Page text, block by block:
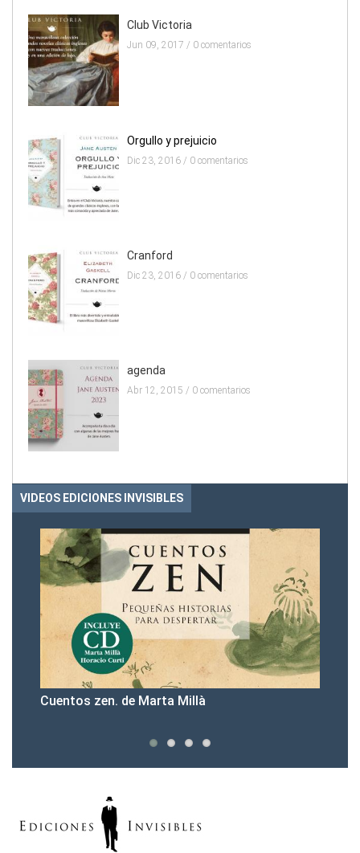
Club Victoria
Jun 09, 2017 / 0 comentarios
Orgullo y prejuicio
Dic 23, 2016 / 0 comentarios
Cranford
Dic 23, 2016 / 0 comentarios
agenda
Abr 12, 2015 / 0 comentarios
VIDEOS EDICIONES INVISIBLES
Cuentos zen. de Marta Millà